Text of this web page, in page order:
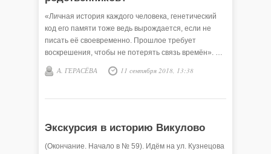
«Личная история каждого человека, генетический
код его памяти тоже ведь вырождается, если не
писать её своевременно. Прошлое требует
воскрешения, чтобы не потерять связь времён». …
А. ГЕРАСЁВА 11 сентября 2018, 13:38
Экскурсия в историю Викулово
(Окончание. Начало в № 59). Идём на ул. Кузнецова